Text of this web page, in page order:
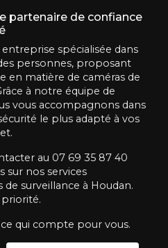
partenaire de confiance
spécialisée dans
personnes, proposant
en matière de caméras de
à notre équipe de
vous accompagnons dans
le plus adapté à vos
au 07 69 35 87 40
sur nos services
surveillance à Houdan.
qui compte pour vous.